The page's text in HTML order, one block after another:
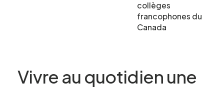
collèges
francophones du
Canada
Vivre au quotidien une